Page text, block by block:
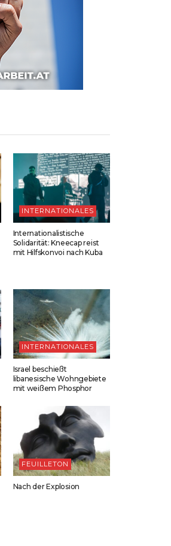
INTERNATIONALES
Internationalistische
Solidarität: Kneecap reist
mit Hilfskonvoi nach Kuba
INTERNATIONALES
Israel beschießt
libanesische Wohngebiete
mit weißem Phosphor
FEUILLETON
Nach der Explosion